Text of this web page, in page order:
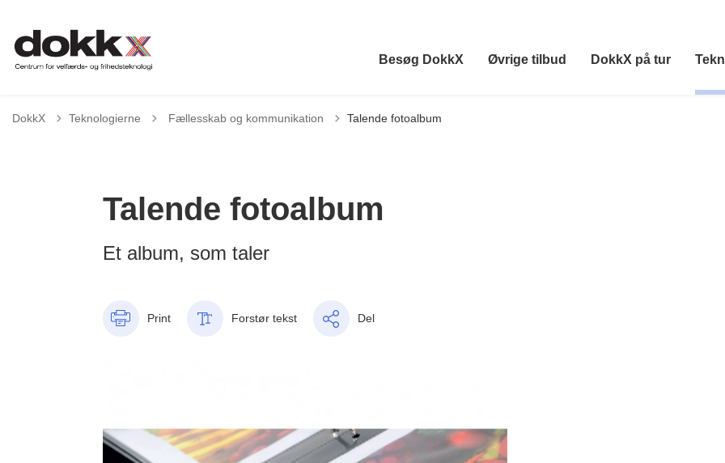
Besøg DokkX Øvrige tilbud DokkX på tur
DokkX Teknologierne Tilbage til
Fællesskab og kommunikation Talende fotoalbum
Talende fotoalbum
Et album, som taler
Print Forstør tekst Del